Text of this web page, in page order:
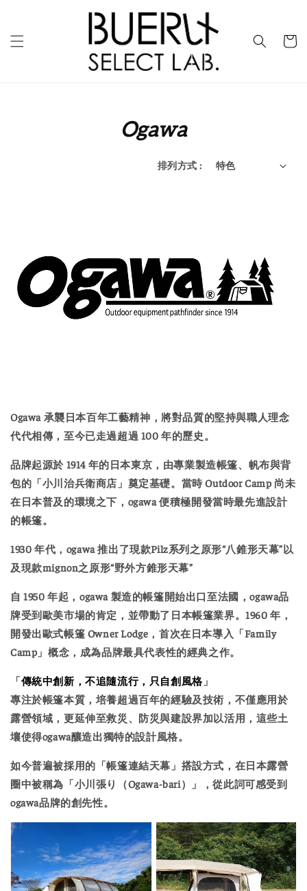
Ogawa
排列方式 :
Ogawa 承襲日本百年工藝精神，將對品質的堅持與職人理念
代代相傳，至今已走過超過 100 年的歷史。
品牌起源於 1914 年的日本東京，由專業製造帳篷、帆布與背
包的「小川治兵衛商店」奠定基礎。當時 Outdoor Camp 尚未
在日本普及的環境之下，ogawa 便積極開發當時最先進設計
的帳篷。
1930 年代，ogawa 推出了現款Pilz系列之原形“八錐形天幕”以
及現款mignon之原形“野外方錐形天幕”
自 1950 年起，ogawa 製造的帳篷開始出口至法國，ogawa品
牌受到歐美市場的肯定，並帶動了日本帳篷業界。1960 年，
開發出歐式帳篷 Owner Lodge ，首次在日本導入「Family
Camp」概念，成為品牌最具代表性的經典之作。
「傳統中創新，不追隨流行，只自創風格」
專注於帳篷本質，培養超過百年的經驗及技術，不僅應用於
露營領域，更延伸至救災、防災與建設界加以活用，這些土
壤使得ogawa釀造出獨特的設計風格。
如今普遍被採用的「帳篷連結天幕」搭設方式，在日本露營
圈中被稱為「小川張り（Ogawa-bari）
」，從此詞可感受到
ogawa品牌的創先性。